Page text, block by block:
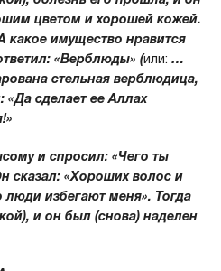
цветом и хорошей кожей.
какое имущество нравится
«Верблюды» (или: …
стельная верблюдица,
«Да сделает ее Аллах
и спросил: «Чего ты
сказал: «Хороших волос и
люди избегают меня». Тогда
и он был (снова) наделен